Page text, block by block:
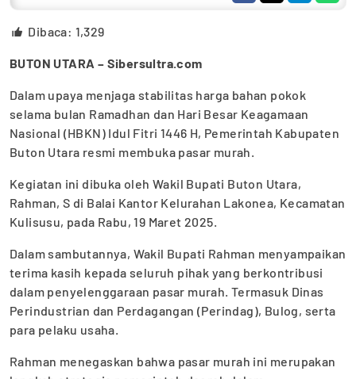
Dibaca: 1,329
BUTON UTARA – Sibersultra.com
Dalam upaya menjaga stabilitas harga bahan pokok
selama bulan Ramadhan dan Hari Besar Keagamaan
Nasional (HBKN) Idul Fitri 1446 H, Pemerintah Kabupaten
Buton Utara resmi membuka pasar murah.
Kegiatan ini dibuka oleh Wakil Bupati Buton Utara,
Rahman, S di Balai Kantor Kelurahan Lakonea, Kecamatan
Kulisusu, pada Rabu, 19 Maret 2025.
Dalam sambutannya, Wakil Bupati Rahman menyampaikan
terima kasih kepada seluruh pihak yang berkontribusi
dalam penyelenggaraan pasar murah. Termasuk Dinas
Perindustrian dan Perdagangan (Perindag), Bulog, serta
para pelaku usaha.
Rahman menegaskan bahwa pasar murah ini merupakan